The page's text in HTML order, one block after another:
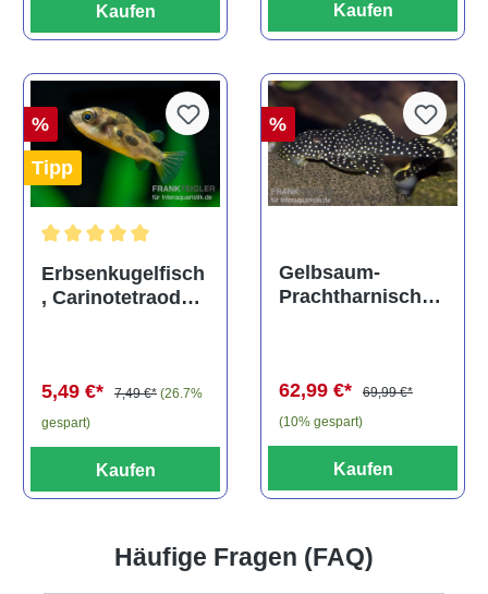
Kaufen Kaufen
%
Tipp
Durchschnittliche Bewertung von 5 von 5 Sternen
Erbsenkugelfisch
, Carinotetraodon
5,49 €* 7,49 €* (26.7%
gespart)
Kaufen
%
Gelbsaum-
Prachtharnischw
62,99 €*
69,99 €*
(10% gespart)
Kaufen
Häufige Fragen (FAQ)